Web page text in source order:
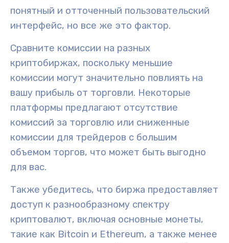
понятный и отточенный пользовательский
интерфейс, но все же это фактор.
Сравните комиссии на разных
криптобиржах, поскольку меньшие
комиссии могут значительно повлиять на
вашу прибыль от торговли. Некоторые
платформы предлагают отсутствие
комиссий за торговлю или сниженные
комиссии для трейдеров с большим
объемом торгов, что может быть выгодно
для вас.
Также убедитесь, что биржа предоставляет
доступ к разнообразному спектру
криптовалют, включая основные монеты,
такие как Bitcoin и Ethereum, а также менее